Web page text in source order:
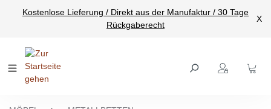
springen
Kostenlose Lieferung / Direkt aus der Manufaktur / 30 Tage
Rückgaberecht
X